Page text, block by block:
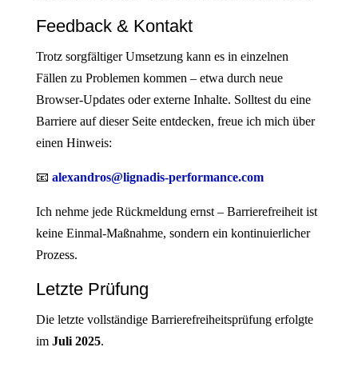
Feedback & Kontakt
Trotz sorgfältiger Umsetzung kann es in einzelnen
Fällen zu Problemen kommen – etwa durch neue
Browser-Updates oder externe Inhalte. Solltest du eine
Barriere auf dieser Seite entdecken, freue ich mich über
einen Hinweis:
📧 alexandros@lignadis-performance.com
Ich nehme jede Rückmeldung ernst – Barrierefreiheit ist
keine Einmal-Maßnahme, sondern ein kontinuierlicher
Prozess.
Letzte Prüfung
Die letzte vollständige Barrierefreiheitsprüfung erfolgte
im Juli 2025.